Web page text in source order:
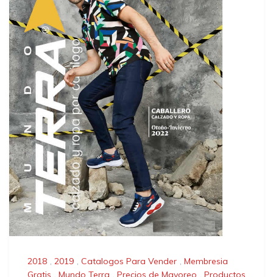
2018 , 2019 , Catalogos Para Vender , Membresia
Gratis , Mundo Terra , Precios de Mayoreo , Productos